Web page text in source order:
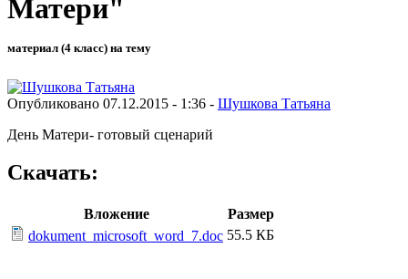
Матери"
материал (4 класс) на тему
Опубликовано 07.12.2015 - 1:36 - Шушкова Татьяна
День Матери- готовый сценарий
Скачать:
Вложение
Размер
dokument_microsoft_word_7.doc 55.5 КБ